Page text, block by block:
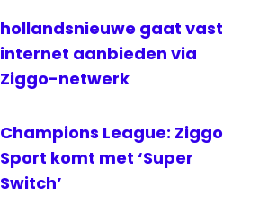
hollandsnieuwe gaat vast
internet aanbieden via
Ziggo-netwerk
Champions League: Ziggo
Sport komt met ‘Super
Switch’